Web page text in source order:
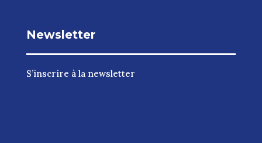
Newsletter
S’inscrire à la newsletter